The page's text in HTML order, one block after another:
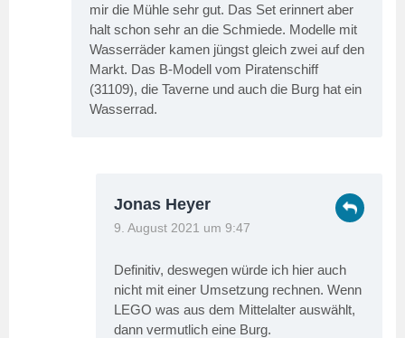
mir die Mühle sehr gut. Das Set erinnert aber
halt schon sehr an die Schmiede. Modelle mit
Wasserräder kamen jüngst gleich zwei auf den
Markt. Das B-Modell vom Piratenschiff
(31109), die Taverne und auch die Burg hat ein
Wasserrad.
Jonas Heyer
9. August 2021 um 9:47
Definitiv, deswegen würde ich hier auch
nicht mit einer Umsetzung rechnen. Wenn
LEGO was aus dem Mittelalter auswählt,
dann vermutlich eine Burg.